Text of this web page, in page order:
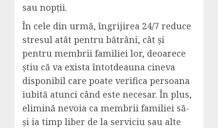
sau nopții.
În cele din urmă, îngrijirea 24/7 reduce
stresul atât pentru bătrâni, cât și
pentru membrii familiei lor, deoarece
știu că va exista întotdeauna cineva
disponibil care poate verifica persoana
iubită atunci când este necesar. În plus,
elimină nevoia ca membrii familiei să-
și ia timp liber de la serviciu sau alte